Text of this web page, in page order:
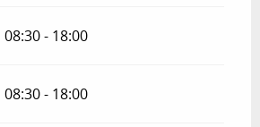
08:30 - 18:00
08:30 - 18:00